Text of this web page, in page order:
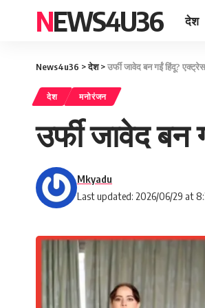
NEWS4U36 देश
News4u36 >देश>उर्फी जावेद बन गईं हिंदू?
देश मनोरंजन
उर्फी जावेद बन
Last updated: 2026/06/29 at
Mkyadu